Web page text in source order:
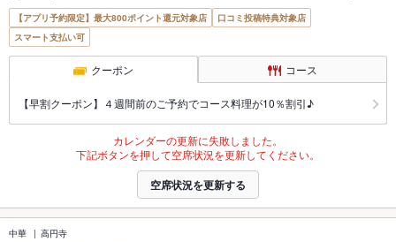
【アプリ予約限定】最大800ポイント還元対象店
口コミ投稿特典対象店
スマート支払い可
クーポン コース
【早割クーポン】４週間前のご予約でコース料理が10％割引♪
カレンダーの更新に失敗しました。
下記ボタンを押して空席状況を更新してください。
空席状況を更新する
中華 高円寺